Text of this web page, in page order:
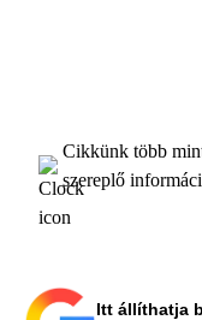
Cikkünk több
szereplő
Itt állíthatja